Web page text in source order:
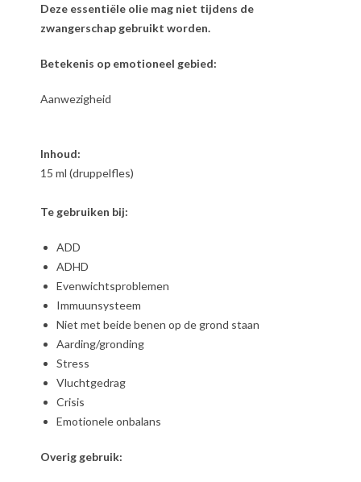
Deze essentiële olie mag niet tijdens de
zwangerschap gebruikt worden.
Betekenis op emotioneel gebied:
Aanwezigheid
Inhoud:
15 ml (druppelfles)
Te gebruiken bij:
ADD
ADHD
Evenwichtsproblemen
Immuunsysteem
Niet met beide benen op de grond staan
Aarding/gronding
Stress
Vluchtgedrag
Crisis
Emotionele onbalans
Overig gebruik: